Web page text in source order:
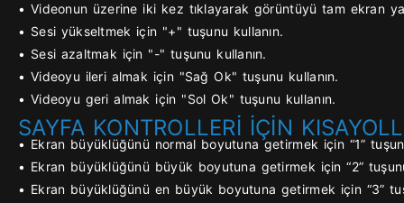
• Videonun üzerine iki kez tıklayarak görüntüyü tam ekran
• Sesi yükseltmek için "+" tuşunu kullanın.
• Sesi azaltmak için "-" tuşunu kullanın.
• Videoyu ileri almak için "Sağ Ok" tuşunu kullanın.
• Videoyu geri almak için "Sol Ok" tuşunu kullanın.
SAYFA KONTROLLERİ İÇİN
• Ekran büyüklüğünü normal boyutuna getirmek için “1”
• Ekran büyüklüğünü büyük boyutuna getirmek için “2”
• Ekran büyüklüğünü en büyük boyutuna getirmek için “3”